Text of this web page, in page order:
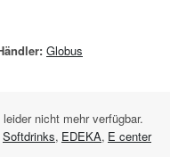
Globus
nicht mehr verfügbar.
Softdrinks, EDEKA, E center